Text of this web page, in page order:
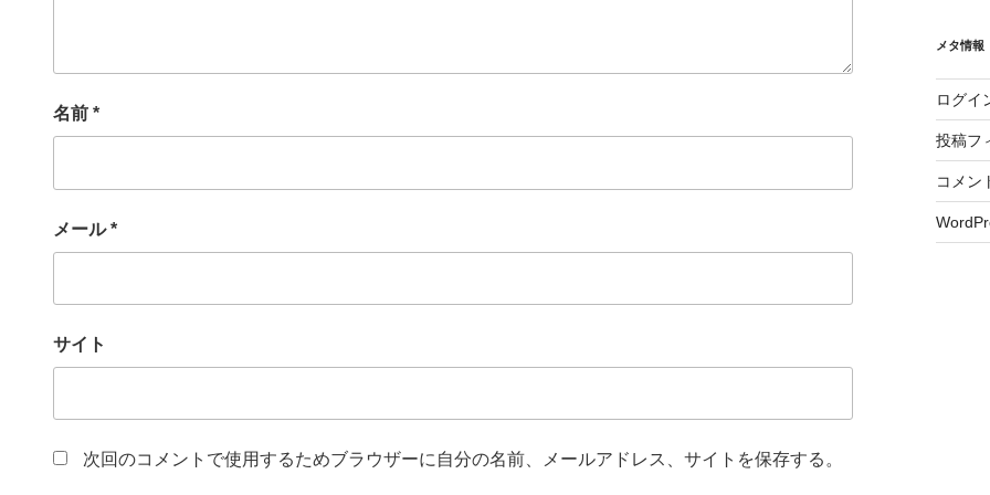
名前 *
メール*
サイト
次回のコメントで使用するためブラウザーに自分の名前、メールアドレス、サイトを保存する。
メタ情報
ログイ
投稿フ
コメン